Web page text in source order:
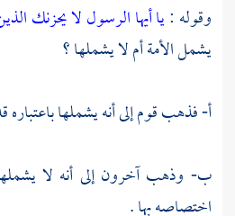
وقوله :يا أيها الرسول لا يحزنك
يشمل الأمة أم لا يشملها ؟
أ- فذهب قوم إلى أنه يشملها باعتباره
ب- وذهب آخرون إلى أنه لا
اختصاصه بها .